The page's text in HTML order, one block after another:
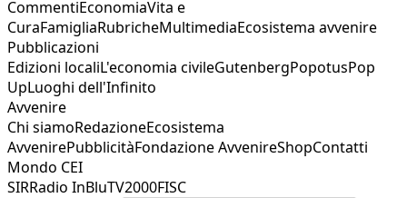
CommentiEconomiaVita e
CuraFamigliaRubricheMultimediaEcosistema avvenire
Pubblicazioni
Edizioni localiL'economia civileGutenbergPopotusPop
UpLuoghi dell'Infinito
Avvenire
Chi siamoRedazioneEcosistema
AvvenirePubblicitàFondazione AvvenireShopContatti
Mondo CEI
SIRRadio InBluTV2000FISC